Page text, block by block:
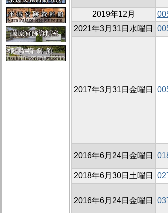
2019年12月
2021年3月31日水曜日
2017年3月31日金曜日
2016年6月24日金曜日
2018年6月30日土曜日
2016年6月24日金曜日